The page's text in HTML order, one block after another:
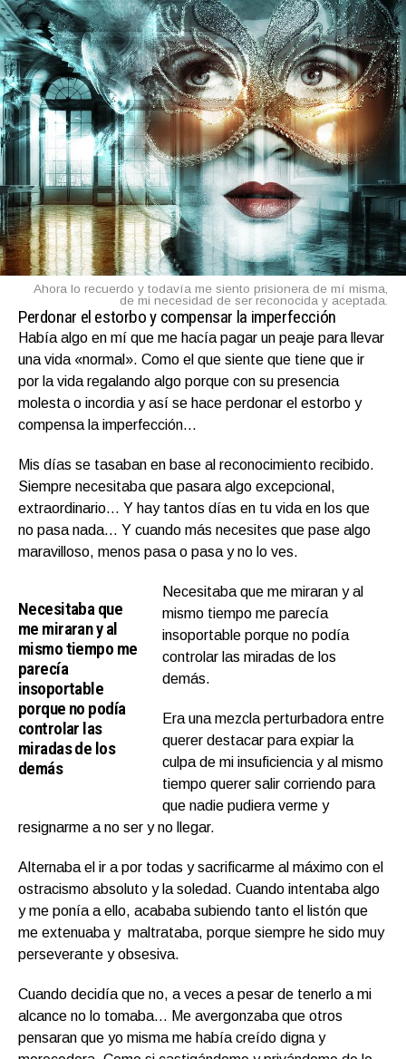
Ahora lo recuerdo y todavía me siento prisionera de mí misma,
de mi necesidad de ser reconocida y aceptada.
Perdonar el estorbo y compensar la imperfección
Había algo en mí que me hacía pagar un peaje para llevar
una vida «normal». Como el que siente que tiene que ir
por la vida regalando algo porque con su presencia
molesta o incordia y así se hace perdonar el estorbo y
compensa la imperfección…
Mis días se tasaban en base al reconocimiento recibido.
Siempre necesitaba que pasara algo excepcional,
extraordinario… Y hay tantos días en tu vida en los que
no pasa nada… Y cuando más necesites que pase algo
maravilloso, menos pasa o pasa y no lo ves.
Necesitaba que
me miraran y al
mismo tiempo me
parecía
insoportable
porque no podía
controlar las
miradas de los
demás
Necesitaba que me miraran y al
mismo tiempo me parecía
insoportable porque no podía
controlar las miradas de los
demás.
Era una mezcla perturbadora entre
querer destacar para expiar la
culpa de mi insuficiencia y al mismo
tiempo querer salir corriendo para
que nadie pudiera verme y
resignarme a no ser y no llegar.
Alternaba el ir a por todas y sacrificarme al máximo con el
ostracismo absoluto y la soledad. Cuando intentaba algo
y me ponía a ello, acababa subiendo tanto el listón que
me extenuaba y maltrataba, porque siempre he sido muy
perseverante y obsesiva.
Cuando decidía que no, a veces a pesar de tenerlo a mi
alcance no lo tomaba… Me avergonzaba que otros
pensaran que yo misma me había creído digna y